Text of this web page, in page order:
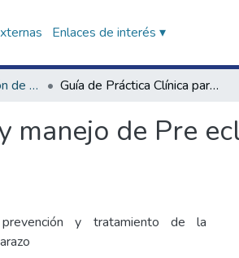
Enlaces de interés ▾
Reporte - Subdirección de Guías de Práctica Clínica Guía de Práctica Clínica para la prevención y manejo de Pre eclampsia y eclampsia
manejo de Pre
y tratamiento de la